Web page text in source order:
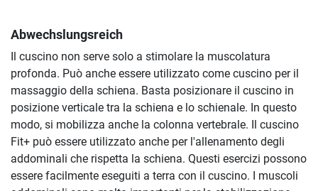
Abwechslungsreich
Il cuscino non serve solo a stimolare la muscolatura
profonda. Può anche essere utilizzato come cuscino per il
massaggio della schiena. Basta posizionare il cuscino in
posizione verticale tra la schiena e lo schienale. In questo
modo, si mobilizza anche la colonna vertebrale. Il cuscino
Fit+ può essere utilizzato anche per l'allenamento degli
addominali che rispetta la schiena. Questi esercizi possono
essere facilmente eseguiti a terra con il cuscino. I muscoli